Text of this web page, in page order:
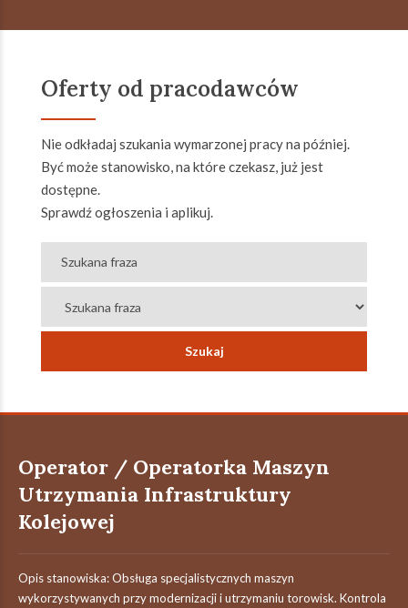
Oferty od pracodawców
Nie odkładaj szukania wymarzonej pracy na później.
Być może stanowisko, na które czekasz, już jest
dostępne.
Sprawdź ogłoszenia i aplikuj.
Operator / Operatorka Maszyn
Utrzymania Infrastruktury
Kolejowej
Opis stanowiska: Obsługa specjalistycznych maszyn
wykorzystywanych przy modernizacji i utrzymaniu torowisk. Kontrola